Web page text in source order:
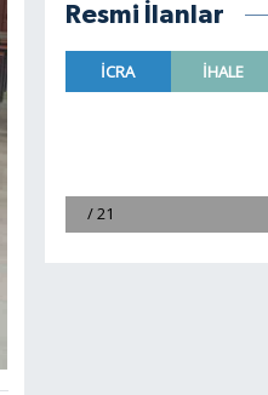
Resmi İlanlar